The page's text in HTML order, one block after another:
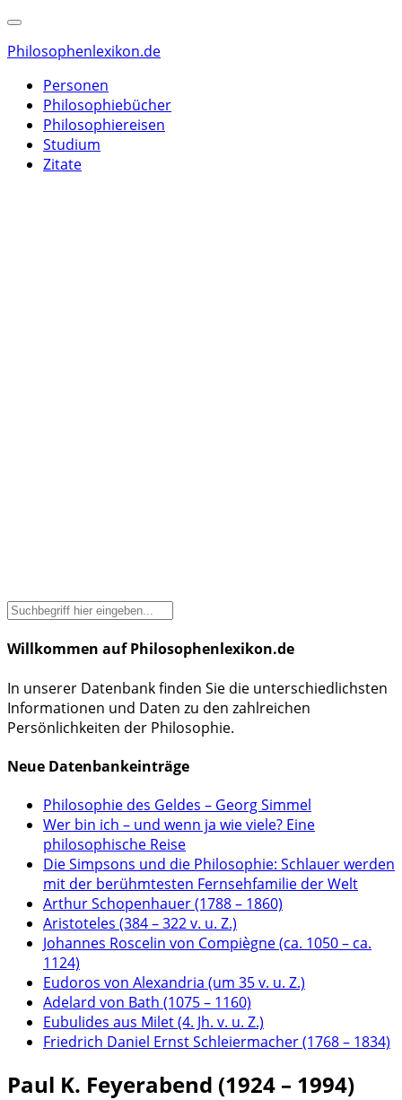
Philosophenlexikon.de
Personen
Philosophiebücher
Philosophiereisen
Studium
Zitate
Willkommen auf Philosophenlexikon.de
In unserer Datenbank finden Sie die unterschiedlichsten
Informationen und Daten zu den zahlreichen
Persönlichkeiten der Philosophie.
Neue Datenbankeinträge
Philosophie des Geldes – Georg Simmel
Wer bin ich – und wenn ja wie viele? Eine
philosophische Reise
Die Simpsons und die Philosophie: Schlauer werden
mit der berühmtesten Fernsehfamilie der Welt
Arthur Schopenhauer (1788 – 1860)
Aristoteles (384 – 322 v. u. Z.)
Johannes Roscelin von Compiègne (ca. 1050 – ca.
1124)
Eudoros von Alexandria (um 35 v. u. Z.)
Adelard von Bath (1075 – 1160)
Eubulides aus Milet (4. Jh. v. u. Z.)
Friedrich Daniel Ernst Schleiermacher (1768 – 1834)
Paul K. Feyerabend (1924 – 1994)